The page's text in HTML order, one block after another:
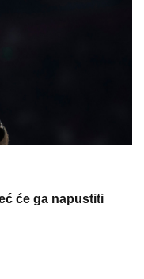
će ga napustiti